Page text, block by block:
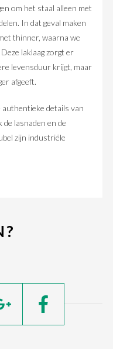
om het staal alleen met
In dat geval maken
thinner, waarna we
laklaag zorgt er
levensduur krijgt, maar
afgeeft.
authentieke details van
lasnaden en de
zijn industriële